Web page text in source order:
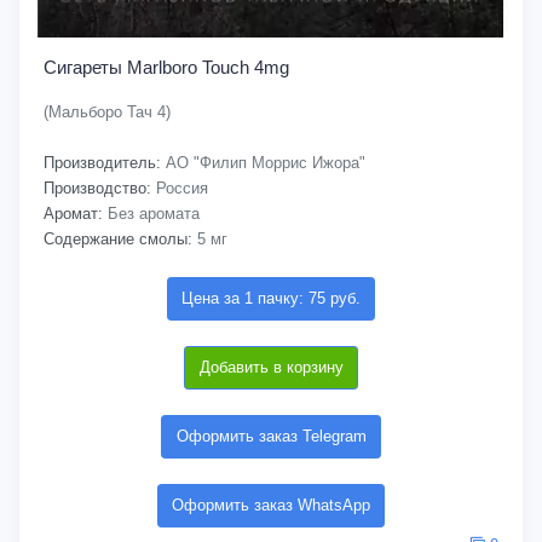
Сигареты Marlboro Touch 4mg
(Мальборо Тач 4)
Производитель: АО "Филип Моррис Ижора"
Производство: Россия
Аромат: Без аромата
Содержание смолы: 5 мг
Цена за 1 пачку: 75 руб.
Добавить в корзину
Оформить заказ Telegram
Оформить заказ WhatsApp